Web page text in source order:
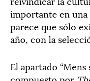
importante en una
parece que sólo
año, con la
El apartado